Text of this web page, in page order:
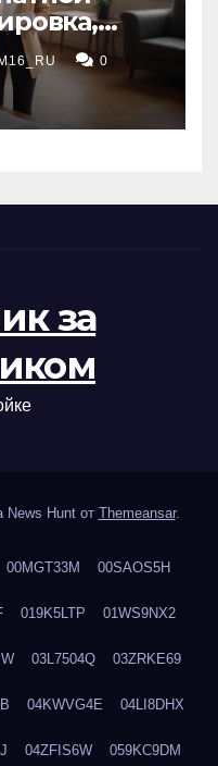
и
0
за
News Hunt от Themeansar.
00MGT33M 00SAOS5H
019K5LTP 01WS9NX2
03L7504Q 03ZRKE69
04KWVG4E 04LI8DHX
04ZFIS6W 059KC9DM